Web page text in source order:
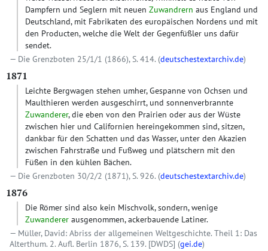
Dampfern und Seglern mit neuen Zuwandrern aus England und
Deutschland, mit Fabrikaten des europäischen Nordens und mit
den Producten, welche die Welt der Gegenfüßler uns dafür
sendet.
Die Grenzboten 25/1/1 (1866), S. 414. (deutschestextarchiv.de)
1871
Leichte Bergwagen stehen umher, Gespanne von Ochsen und
Maulthieren werden ausgeschirrt, und sonnenverbrannte
Zuwanderer, die eben von den Prairien oder aus der Wüste
zwischen hier und Californien hereingekommen sind, sitzen,
dankbar für den Schatten und das Wasser, unter den Akazien
zwischen Fahrstraße und Fußweg und plätschern mit den
Füßen in den kühlen Bächen.
Die Grenzboten 30/2/2 (1871), S. 926. (deutschestextarchiv.de)
1876
Die Römer sind also kein Mischvolk, sondern, wenige
Zuwanderer ausgenommen, ackerbauende Latiner.
Müller, David: Abriss der allgemeinen Weltgeschichte. Theil 1: Das
Alterthum. 2. Aufl. Berlin 1876, S. 139. [DWDS] (gei.de)